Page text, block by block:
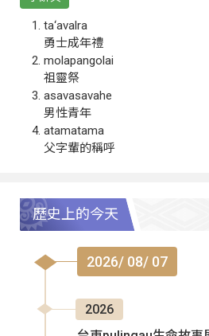
ta‘avalra
勇士成年禮
molapangolai
祖靈祭
asavasavahe
男性青年
atamatama
父字輩的稱呼
歷史上的今天
2026/ 08/ 07
2026